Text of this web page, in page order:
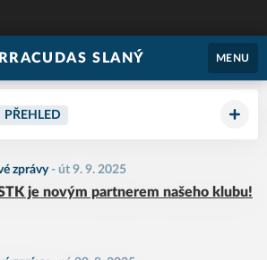
SLANÝ MENU
PŘEHLED
zprávy- út 9. 9. 2025
je novým partnerem našeho klubu!